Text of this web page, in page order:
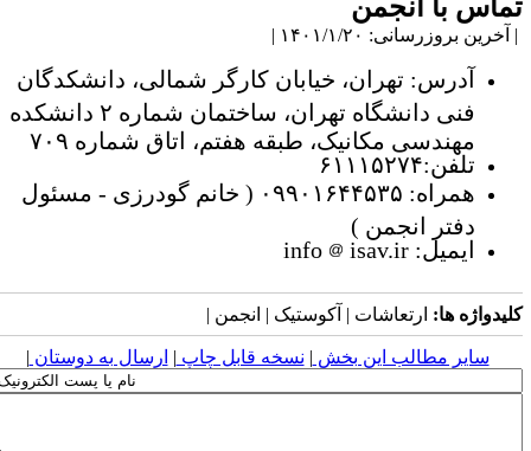
با انجمن
بروزرسانی: ۱۴۰۱/۱/۲۰ |
آدرس: تهران، خیابان کارگر شمالی، دانشکدگان
فنی دانشگاه تهران، ساختمان شماره ۲ دانشکده
مهندسی مکانیک، طبقه هفتم، اتاق شماره ۷۰۹
تلفن:۶۱۱۱۵۲۷۴
همراه: ۰۹۹۰۱۶۴۴۵۳۵ ( خانم گودرزی - مسئول
دفتر انجمن )
ایمیل: infoisav.ir
ها:ارتعاشات | آکوستیک | انجمن |
سایر مطالب این بخش | نسخه قابل چاپ| ارسال به دوستان|